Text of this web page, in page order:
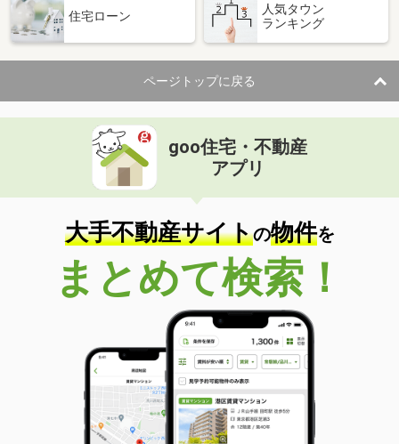
住宅ローン
人気タウン
ランキング
ページトップに戻る
goo住宅・不動産
アプリ
大手不動産サイトの物件を
まとめて検索！